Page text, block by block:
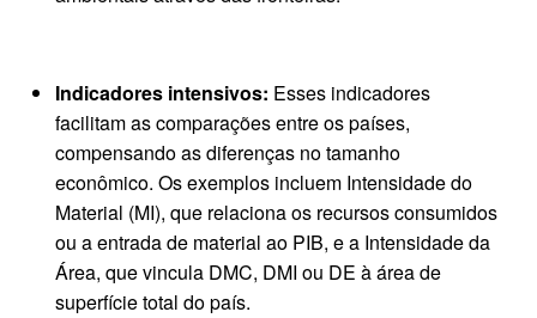
Indicadores intensivos: Esses indicadores
facilitam as comparações entre os países,
compensando as diferenças no tamanho
econômico. Os exemplos incluem Intensidade do
Material (MI), que relaciona os recursos consumidos
ou a entrada de material ao PIB, e a Intensidade da
Área, que vincula DMC, DMI ou DE à área de
superfície total do país.